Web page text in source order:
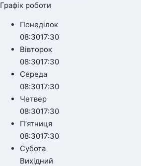
Графік роботи
Понеділок
08:3017:30
Вівторок
08:3017:30
Середа
08:3017:30
Четвер
08:3017:30
Пʼятниця
08:3017:30
Субота
Вихідний